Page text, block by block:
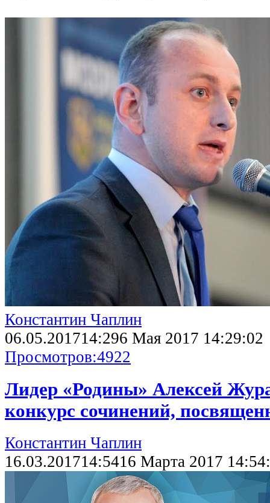
Константин Чаплин
06.05.201714:296 Мая 2017 14:29:02
Просмотров:4922
Лидер «Родины» Алексей
конкурс сочинений,
Константин Чаплин
16.03.201714:5416 Марта 2017